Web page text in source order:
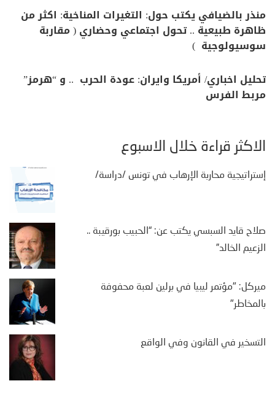
منذر بالضيافي يكتب حول: التغيرات المناخية: اكثر من
ظاهرة طبيعية .. تحول اجتماعي وحضاري ( مقاربة
سوسيولوجية )
تحليل اخباري/ أمريكا وايران: عودة الحرب .. و “هرمز”
مربط الفرس
الأكثر قراءة خلال الأسبوع
إستراتيجية محاربة الإرهاب في تونس /دراسة/
صلاح قايد السبسي يكتب عن: “الحبيب بورقيبة ..
الزعيم الخالد”
ميركل: "مؤتمر ليبيا في برلين لعبة محفوفة
بالمخاطر"
التسخير في القانون وفي الواقع